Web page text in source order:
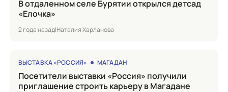
в отдаленном селе Бурятии открылся детсад
«Елочка»
2 года назад|Наталия Харланова
ВЫСТАВКА «РОССИЯ» МАГАДАН
Посетители выставки «Россия» получили
приглашение строить карьеру в Магадане